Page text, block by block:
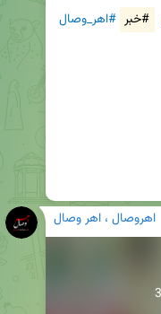
#خبر #اهر_وصال
اهروصال ، اهر وصال